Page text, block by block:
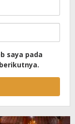
saya pada